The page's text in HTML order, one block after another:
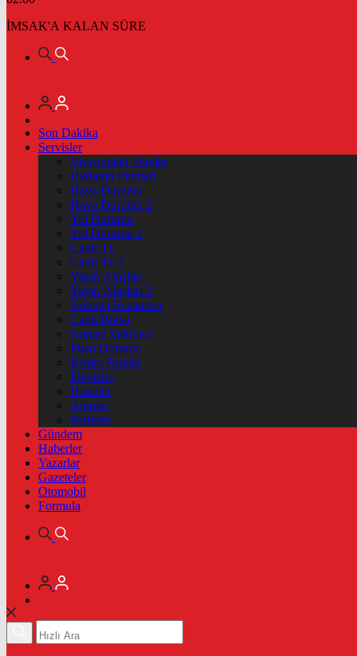
İMSAK'A KALAN SÜRE
Son Dakika
Servisler
Vizyondaki Filmler
Haftanin Filmleri
Hava Durumu
Hava Durumu 2
Yol Durumu
Yol Durumu 2
Canlı Tv
Canlı Tv 2
Yayın Akışları
Yayın Akışları 2
Nöbetçi Eczaneler
Canlı Borsa
Namaz Vakitleri
Puan Durumu
Kripto Paralar
Dövizler
Hisseler
Altınlar
Pariteler
Gündem
Haberler
Yazarlar
Gazeteler
Otomobil
Formula